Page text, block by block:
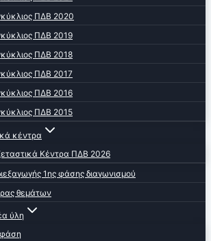
ΠΔΒ 2020
ΠΔΒ 2019
ΠΔΒ 2018
ΠΔΒ 2017
ΠΔΒ 2016
ΠΔΒ 2015
κέντρα
Κέντρα ΠΔΒ 2026
1ης φάσης διαγωνισμού
θεμάτων
ύλη